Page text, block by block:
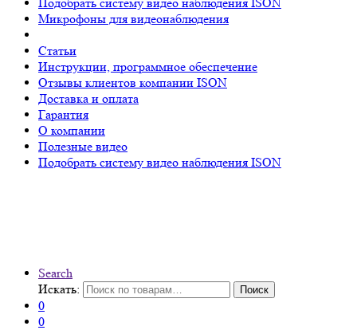
Микрофоны для видеонаблюдения
Статьи
Инструкции, программное обеспечение
Отзывы клиентов компании ISON
Доставка и оплата
Гарантия
О компании
Полезные видео
Подобрать систему видео наблюдения ISON
Search
Искать:
Поиск
0
0